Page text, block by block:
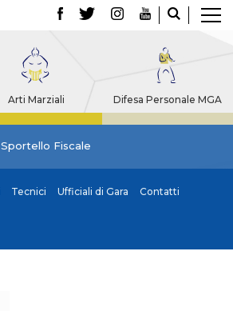
Arti Marziali Difesa Personale MGA
Sportello Fiscale
Tecnici Ufficiali di Gara Contatti